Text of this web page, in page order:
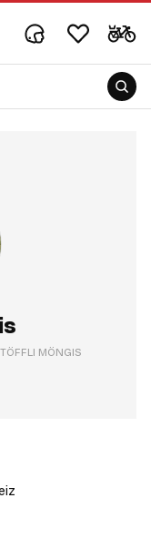
TÖFFLI MÖNGIS